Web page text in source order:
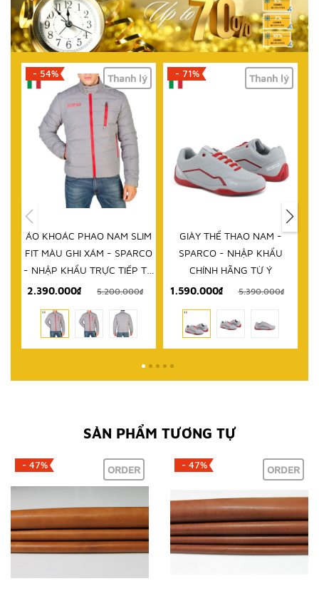
- 71% Thanh lý
GIÀY THỂ THAO NAM -
SPARCO - NHẬP KHẨU
CHÍNH HÃNG TỪ Ý
1.590.000₫
5.390.000₫
- 61% Thanh lý
DÉP NAM - SPARCO - NHẬP
KHẨU CHÍNH HÃNG TỪ Ý
999.000₫ 2.580.000₫
SẢN PHẨM TƯƠNG TỰ
- 47% ORDER - 47% ORDER